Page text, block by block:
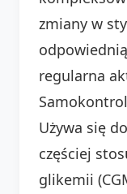
zmiany w
regularna
Używa się
częściej
glikemii